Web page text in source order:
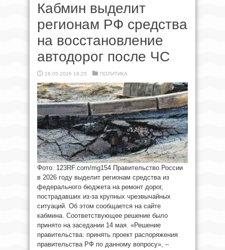
Кабмин выделит
регионам РФ средства
на восстановление
автодорог после ЧС
16.05.2026 18:25 ПОЛИТИКА
Фото: 123RF.com/mg154 Правительство России
в 2026 году выделит регионам средства из
федерального бюджета на ремонт дорог,
пострадавших из-за крупных чрезвычайных
ситуаций. Об этом сообщается на сайте
кабмина. Соответствующее решение было
принято на заседании 14 мая. «Решение
правительства: принять проект распоряжения
правительства РФ по данному вопросу», –